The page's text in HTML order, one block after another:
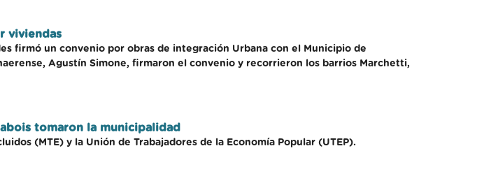
viviendas
firmó un convenio por obras de integración Urbana con el Municipio de
Agustín Simone, firmaron el convenio y recorrieron los barrios Marchetti,
tomaron la municipalidad
(MTE) y la Unión de Trabajadores de la Economía Popular (UTEP).